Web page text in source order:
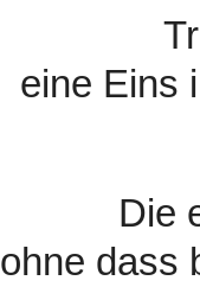
eine Eins
Die
ohne dass